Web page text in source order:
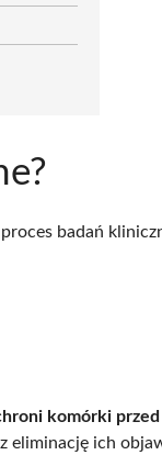
badań
komórki
eliminację ich